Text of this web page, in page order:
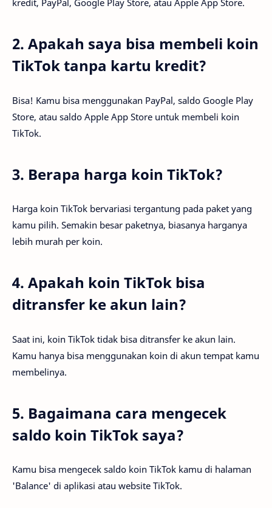
kredit, PayPal, Google Play Store, atau Apple App Store.
2. Apakah saya bisa membeli koin
TikTok tanpa kartu kredit?
Bisa! Kamu bisa menggunakan PayPal, saldo Google Play
Store, atau saldo Apple App Store untuk membeli koin
TikTok.
3. Berapa harga koin TikTok?
Harga koin TikTok bervariasi tergantung pada paket yang
kamu pilih. Semakin besar paketnya, biasanya harganya
lebih murah per koin.
4. Apakah koin TikTok bisa
ditransfer ke akun lain?
Saat ini, koin TikTok tidak bisa ditransfer ke akun lain.
Kamu hanya bisa menggunakan koin di akun tempat kamu
membelinya.
5. Bagaimana cara mengecek
saldo koin TikTok saya?
Kamu bisa mengecek saldo koin TikTok kamu di halaman
'Balance' di aplikasi atau website TikTok.